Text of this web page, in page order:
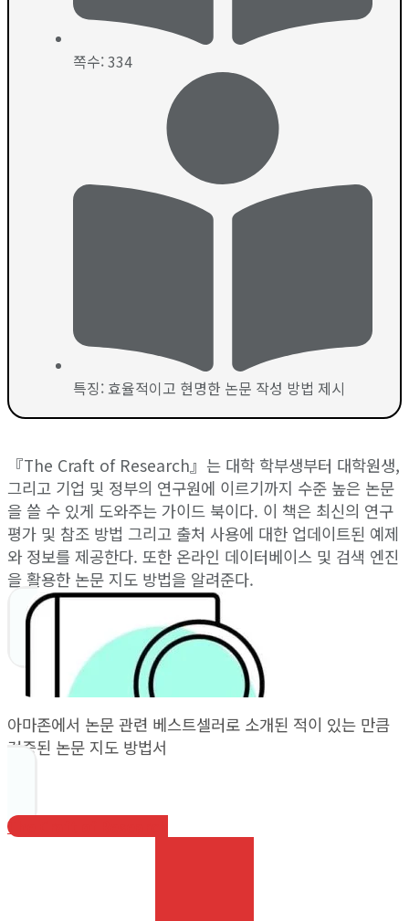
쪽수: 334
특징: 효율적이고 현명한 논문 작성 방법 제시
『The Craft of Research』는 대학 학부생부터 대학원생,
그리고 기업 및 정부의 연구원에 이르기까지 수준 높은 논문
을 쓸 수 있게 도와주는 가이드 북이다. 이 책은 최신의 연구
평가 및 참조 방법 그리고 출처 사용에 대한 업데이트된 예제
와 정보를 제공한다. 또한 온라인 데이터베이스 및 검색 엔진
을 활용한 논문 지도 방법을 알려준다.
아마존에서 논문 관련 베스트셀러로 소개된 적이 있는 만큼
검증된 논문 지도 방법서
The Craft of Research